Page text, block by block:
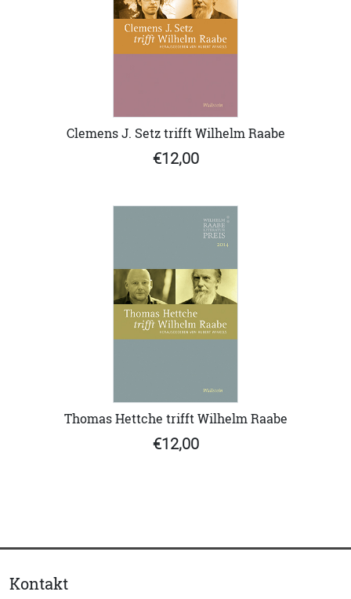
Clemens J. Setz trifft Wilhelm Raabe
€12,00
Thomas Hettche trifft Wilhelm Raabe
€12,00
Kontakt